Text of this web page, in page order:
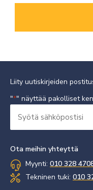
Liity uutiskirjeiden
"*" näyttää pakolliset
sähköpostisi
Ota meihin yhteyttä
Myynti: 010 328
Tekninen tuki: 010